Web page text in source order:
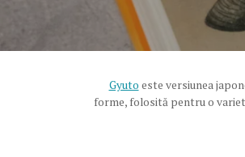
Gyuto este versiunea
forme, folosită pentru o